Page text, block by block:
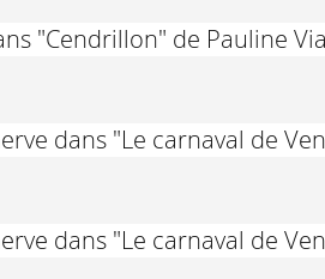
"Cendrillon" de Pauline
dans "Le carnaval de
dans "Le carnaval de